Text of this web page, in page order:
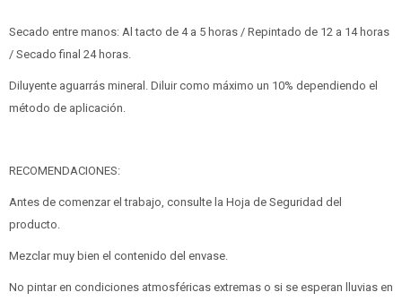
Secado entre manos: Al tacto de 4 a 5 horas / Repintado de 12 a 14 horas
/ Secado final 24 horas.
Diluyente aguarrás mineral. Diluir como máximo un 10% dependiendo el
método de aplicación.
RECOMENDACIONES:
Antes de comenzar el trabajo, consulte la Hoja de Seguridad del
producto.
Mezclar muy bien el contenido del envase.
No pintar en condiciones atmosféricas extremas o si se esperan lluvias en